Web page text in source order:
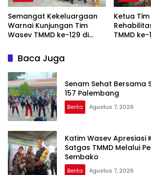
Semangat Kekeluargaan
Warnai Kunjungan Tim
Wasev TMMD ke-129 di
Ketua
TMMD
Baca Juga
Senam Sehat Bersama
157 Palembang
Berita Agustus 7, 2026
Katim Wasev Apresiasi
Satgas TMMD Melalui
Sembako
Berita Agustus 7, 2026